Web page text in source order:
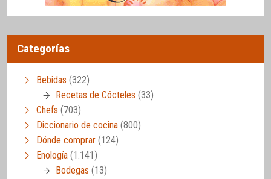
Categorías
Bebidas (322)
Recetas de Cócteles (33)
Chefs (703)
Diccionario de cocina (800)
Dónde comprar (124)
Enología (1.141)
Bodegas (13)